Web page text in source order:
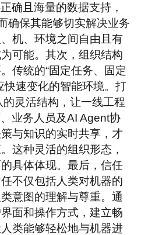
确且海量的数据支持，
确保其能够切实解决业务
机、环境之间自由且有
可能。 其次，组织结构
传统的“固定任务、固定
快速变化的智能环境。打
的灵活结构，让一线工程
业务人员及AI Agent协
与知识的实时共享，才
这种灵活的组织形态，
具体体现。 最后，信任
不仅包括人类对机器的
意图的理解与尊重。通
面和操作方式，建立畅
类能够轻松地与机器进